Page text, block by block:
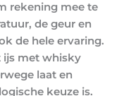
rekening mee te
de geur en
de hele ervaring.
ijs met whisky
laat en
keuze is.